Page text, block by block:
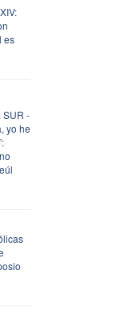
es
SUR -
yo he